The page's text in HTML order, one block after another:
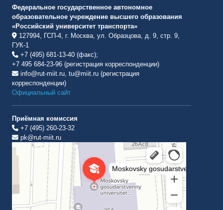
Федеральное государственное автономное
образовательное учреждение высшего образования
«Российский университет транспорта»
127994, ГСП-4, г. Москва, ул. Образцова, д. 9, стр. 9,
ГУК-1
+7 (495) 681-13-40 (факс);
+7 495 684-23-96 (регистрация корреспонденции)
info@rut-miit.ru, tu@miit.ru (регистрация
корреспонденции)
Официальный сайт
Приёмная комиссия
+7 (495) 260-23-32
pk@rut-miit.ru
Институт международных транспортных коммуникаций Рут
ВУЗ в Москве